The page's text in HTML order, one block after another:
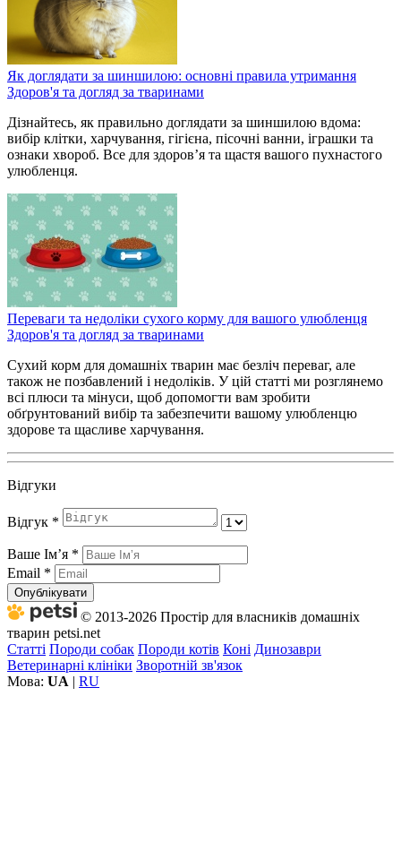
Як доглядати за шиншилою: основні правила утримання
Здоров'я та догляд за тваринами
Дізнайтесь, як правильно доглядати за шиншилою вдома:
вибір клітки, харчування, гігієна, пісочні ванни, іграшки та
ознаки хвороб. Все для здоров’я та щастя вашого пухнастого
улюбленця.
Переваги та недоліки сухого корму для вашого улюбленця
Здоров'я та догляд за тваринами
Сухий корм для домашніх тварин має безліч переваг, але
також не позбавлений і недоліків. У цій статті ми розглянемо
всі плюси та мінуси, щоб допомогти вам зробити
обґрунтований вибір та забезпечити вашому улюбленцю
здорове та щасливе харчування.
Відгуки
Відгук *
Ваше Імʼя *
Email *
Опублікувати
© 2013-2026 Простір для власників домашніх
тварин petsi.net
Статті Породи собак Породи котів Коні Динозаври
Ветеринарні клініки Зворотній зв'язок
Мова: UA | RU